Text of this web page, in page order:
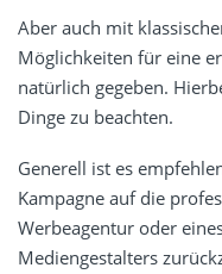
Aber auch mit
Möglichkeiten für eine
natürlich gegeben.
Dinge zu beachten.
Generell ist es
Kampagne auf die
Werbeagentur oder
Mediengestalters